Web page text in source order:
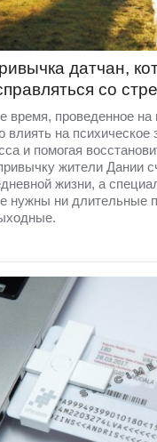
датчан,
со
время, проведенное
влиять на психическое
и помогая
жители Дании
жизни, а
нужны ни длительные